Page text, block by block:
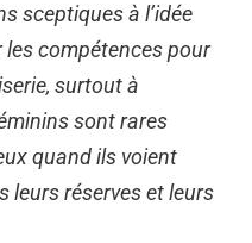
sceptiques à l’idée
les compétences pour
surtout à
sont rares
quand ils voient
leurs réserves et leurs